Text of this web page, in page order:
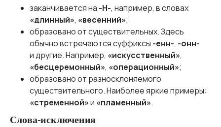
заканчивается на -Н-, например, в словах
«длинный», «весенний»;
образовано от существительных. Здесь
обычно встречаются суффиксы -енн-, -онн-
и другие. Например, «искусственный»,
«бесцеремонный», «операционный»;
образовано от разносклоняемого
существительного. Наиболее яркие примеры:
«стременной»и «пламенный».
Слова-исключения